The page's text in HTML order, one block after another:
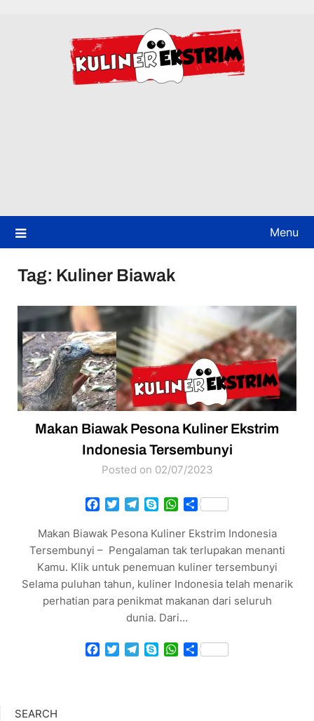
Menu
Tag: Kuliner Biawak
Makan Biawak Pesona Kuliner Ekstrim
Indonesia Tersembunyi
Posted on 02/07/2023
Facebook
TwitterTelegram
SkypeWhatsApp
Share
Makan Biawak Pesona Kuliner Ekstrim Indonesia
Tersembunyi – Pengalaman tak terlupakan menanti
Kamu. Klik untuk penemuan kuliner tersembunyi
Selama puluhan tahun, kuliner Indonesia telah menarik
perhatian para penikmat makanan dari seluruh
dunia. Dari…
Facebook
TwitterTelegram
SkypeWhatsApp
Share
SEARCH